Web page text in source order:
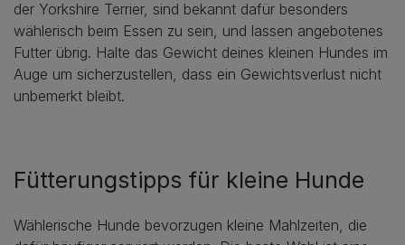
der Yorkshire Terrier, sind bekannt dafür besonders
wählerisch beim Essen zu sein, und lassen angebotenes
Futter übrig. Halte das Gewicht deines kleinen Hundes im
Auge um sicherzustellen, dass ein Gewichtsverlust nicht
unbemerkt bleibt.
Fütterungstipps für kleine Hunde
Wählerische Hunde bevorzugen kleine Mahlzeiten, die